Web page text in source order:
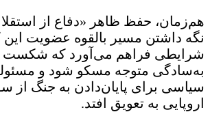
هم‌زمان، حفظ ظاهر «دفاع از
نگه داشتن مسیر بالقوه عضویت این
شرایطی فراهم می‌آورد که شکست
به‌سادگی متوجه مسکو شود و
سیاسی برای پایان‌‌دادن به جنگ از
اروپایی به تعویق افتد.